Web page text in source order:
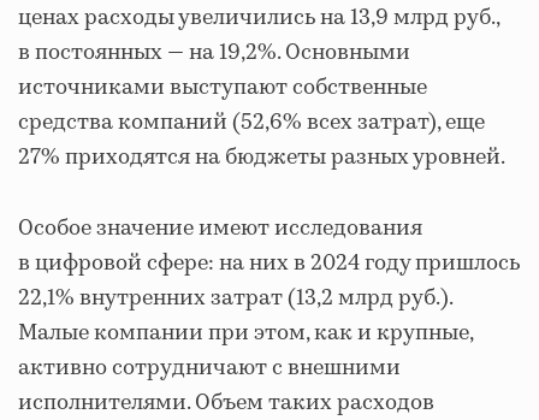
ценах расходы увеличились на 13,9 млрд руб.,
в постоянных — на 19,2%. Основными
источниками выступают собственные
средства компаний (52,6% всех затрат), еще
27% приходятся на бюджеты разных уровней.
Особое значение имеют исследования
в цифровой сфере: на них в 2024 году пришлось
22,1% внутренних затрат (13,2 млрд руб.).
Малые компании при этом, как и крупные,
активно сотрудничают с внешними
исполнителями. Объем таких расходов